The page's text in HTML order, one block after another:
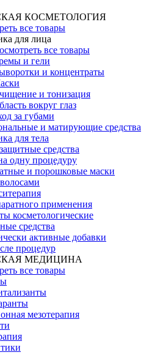
КОСМЕТОЛОГИЯ
все товары
для лица
все товары
и гели
и концентраты
и тонизация
вокруг глаз
за губами
и матирующие средства
для тела
средства
одну процедуру
и порошковые маски
применения
косметологические
средства
активные добавки
процедур
МЕДИЦИНА
все товары
мезотерапия